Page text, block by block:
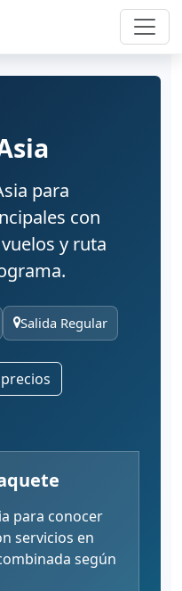
para
con
y ruta
Salida Regular
para conocer
servicios en
según